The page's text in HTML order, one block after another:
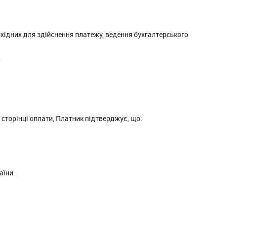
для здійснення платежу, ведення бухгалтерського
оплати, Платник підтверджує, що: